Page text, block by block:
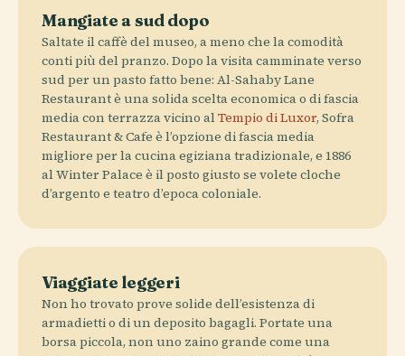
Mangiate a sud dopo
Saltate il caffè del museo, a meno che la comodità
conti più del pranzo. Dopo la visita camminate verso
sud per un pasto fatto bene: Al-Sahaby Lane
Restaurant è una solida scelta economica o di fascia
media con terrazza vicino alTempio di Luxor, Sofra
Restaurant & Cafe è l’opzione di fascia media
migliore per la cucina egiziana tradizionale, e 1886
al Winter Palace è il posto giusto se volete cloche
d’argento e teatro d’epoca coloniale.
Viaggiate leggeri
Non ho trovato prove solide dell’esistenza di
armadietti o di un deposito bagagli. Portate una
borsa piccola, non uno zaino grande come una